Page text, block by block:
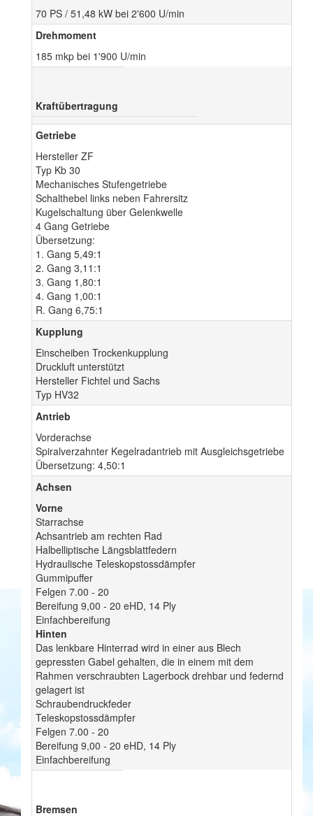
70 PS / 51,48 kW bei 2'600 U/min
Drehmoment
185 mkp bei 1'900 U/min
Kraftübertragung
Getriebe
Hersteller ZF
Typ Kb 30
Mechanisches Stufengetriebe
Schalthebel links neben Fahrersitz
Kugelschaltung über Gelenkwelle
4 Gang Getriebe
Übersetzung:
1. Gang 5,49:1
2. Gang 3,11:1
3. Gang 1,80:1
4. Gang 1,00:1
R. Gang 6,75:1
Kupplung
Einscheiben Trockenkupplung
Druckluft unterstützt
Hersteller Fichtel und Sachs
Typ HV32
Antrieb
Vorderachse
Spiralverzahnter Kegelradantrieb mit Ausgleichsgetriebe
Übersetzung: 4,50:1
Achsen
Vorne
Starrachse
Achsantrieb am rechten Rad
Halbelliptische Längsblattfedern
Hydraulische Teleskopstossdämpfer
Gummipuffer
Felgen 7.00 - 20
Bereifung 9,00 - 20 eHD, 14 Ply
Einfachbereifung
Hinten
Das lenkbare Hinterrad wird in einer aus Blech
gepressten Gabel gehalten, die in einem mit dem
Rahmen verschraubten Lagerbock drehbar und federnd
gelagert ist
Schraubendruckfeder
Teleskopstossdämpfer
Felgen 7.00 - 20
Bereifung 9,00 - 20 eHD, 14 Ply
Einfachbereifung
Bremsen